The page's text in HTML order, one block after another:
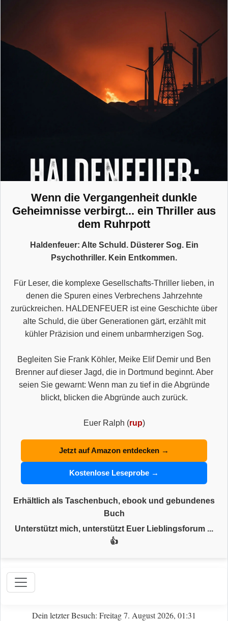
Wenn die Vergangenheit dunkle
Geheimnisse verbirgt... ein Thriller aus
dem Ruhrpott
Haldenfeuer: Alte Schuld. Düsterer Sog. Ein
Psychothriller. Kein Entkommen.
Für Leser, die komplexe Gesellschafts-Thriller lieben, in
denen die Spuren eines Verbrechens Jahrzehnte
zurückreichen. HALDENFEUER ist eine Geschichte über
alte Schuld, die über Generationen gärt, erzählt mit
kühler Präzision und einem unbarmherzigen Sog.
Begleiten Sie Frank Köhler, Meike Elif Demir und Ben
Brenner auf dieser Jagd, die in Dortmund beginnt. Aber
seien Sie gewarnt: Wenn man zu tief in die Abgründe
blickt, blicken die Abgründe auch zurück.
Euer Ralph (rup)
Jetzt auf Amazon entdecken →
Kostenlose Leseprobe →
Erhältlich als Taschenbuch, ebook und gebundenes
Buch
Unterstützt mich, unterstützt Euer Lieblingsforum ...
👍
Dein letzter Besuch: Freitag 7. August 2026, 01:31